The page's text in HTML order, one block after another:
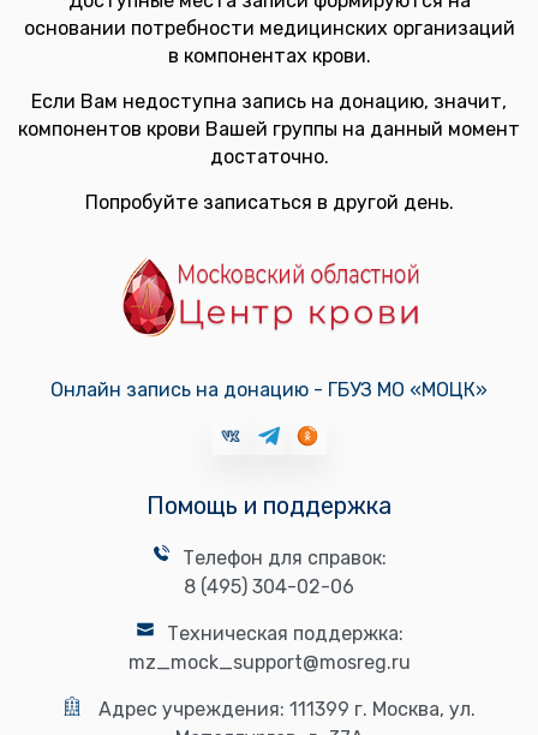
основании потребности медицинских организаций
в компонентах крови.
Если Вам недоступна запись на донацию, значит,
компонентов крови Вашей группы на данный момент
достаточно.
Попробуйте записаться в другой день.
Онлайн запись на донацию - ГБУЗ МО «МОЦК»
Помощь и поддержка
Телефон для справок:
8 (495) 304-02-06
Техническая поддержка:
mz_mock_support@mosreg.ru
Адрес учреждения: 111399 г. Москва, ул.